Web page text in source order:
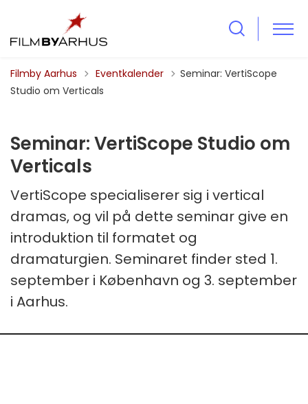
Filmby Aarhus Tilbage til
Eventkalender
Seminar: VertiScope
Studio om Verticals
Seminar: VertiScope Studio om
Verticals
VertiScope specialiserer sig i vertical
dramas, og vil på dette seminar give en
introduktion til formatet og
dramaturgien. Seminaret finder sted 1.
september i København og 3. september
i Aarhus.